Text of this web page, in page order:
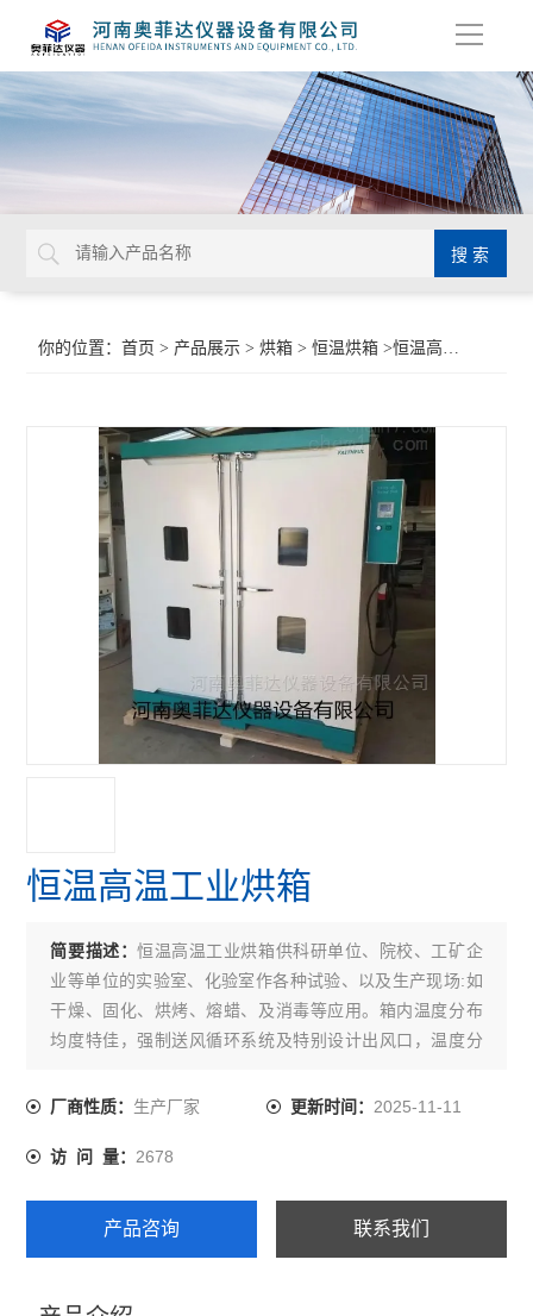
导
你的位置：首页 > 产品展示 >烘箱 >恒温烘箱 >恒温高温工业烘箱
恒温高温工业烘箱
简要描述：恒温高温工业烘箱供科研单位、院校、工矿企
业等单位的实验室、化验室作各种试验、以及生产现场:如
干燥、固化、烘烤、熔蜡、及消毒等应用。箱内温度分布
均度特佳，强制送风循环系统及特别设计出风口，温度分
厂商性质： 生产厂家 更新时间： 2025-11-11
访 问 量：2678
产品咨询 联系我们